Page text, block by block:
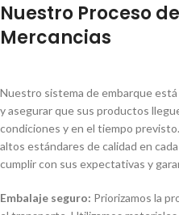
Nuestro Proceso
Mercancias
Nuestro sistema de embarque
y asegurar que sus productos
condiciones y en el tiempo
altos estándares de calidad en
cumplir con sus expectativas y
Embalaje seguro: Priorizamos la